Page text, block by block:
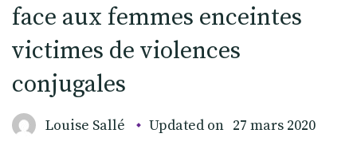
face aux femmes enceintes
victimes de violences
conjugales
Louise Sallé Updated on 27 mars 2020